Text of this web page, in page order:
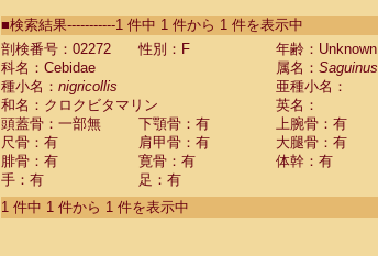
CebidaeSaguinus labiatus(0)
Cebidae Saguinus leucopus (0)
Cebidae
CebidaeSaguinus mystax
CebidaeSaguinus nigricollis (1)
Cebidae Saguinus oedipus
Cebidae Saguinus weddelli
Cebidae Saguinusspp.
Cebidae Aotus trivirgatus
Cebidae Cebus albifrons
■検索結果-----------1 件中 1 件から 1 件を表示中
剖検番号：02272
性別：F
年齢：Unknown
科名：Cebidae
属名： Saguinus
種小名： nigricollis
亜種小名：
和名：クロクビタマリン
英名：
頭蓋骨：一部無
下顎骨：有 上腕骨：有
尺骨：有
肩甲骨：有 大腿骨：有
腓骨：有
寛骨：有
体幹：有
手：有
足：有
1 件中 1 件から 1 件を表示中